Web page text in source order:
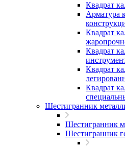
Квадрат
Арматура
Квадрат
Квадрат
Квадрат
Квадрат
Шестигранник
Шестигранник
Шестигранник